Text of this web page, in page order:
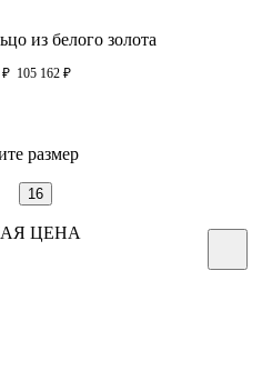
из белого золота
₽ 105 162 ₽
размер
16
ЦЕНА